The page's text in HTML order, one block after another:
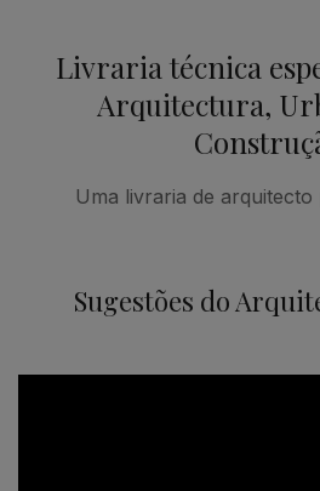
Livraria técnica
Arquitectura,
Uma livraria de
Sugestões do